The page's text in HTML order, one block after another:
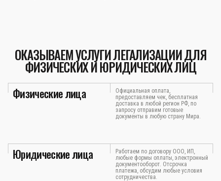
ОКАЗЫВАЕМ УСЛУГИ ЛЕГАЛИЗАЦИИ ДЛЯ
ФИЗИЧЕСКИХ И ЮРИДИЧЕСКИХ ЛИЦ
Физические лица
Официальная оплата,
предоставляем чек, бесплатная
доставка в любой регион РФ, по
запросу отправим готовые
документы в любую страну Мира.
Юридические лица
Работаем по договору ООО, ИП,
любые формы оплаты, электронный
документооборот. Отсрочка
платежа, обсудим любые условия
сотрудничества.